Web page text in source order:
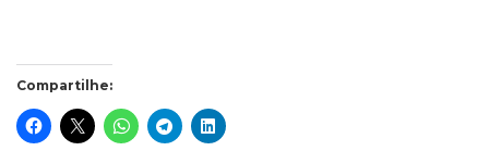
Compartilhe: